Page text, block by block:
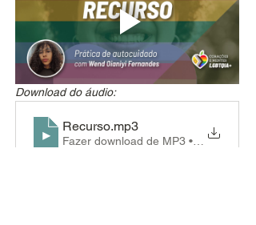
Download do áudio:
Recurso.mp3
Fazer download de MP3 • 3.81MB